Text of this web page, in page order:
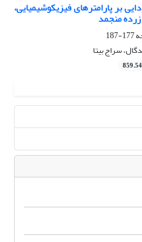
بر پارامترهای فیزیکوشیمیایی،
منجمد
177-187
سراج بیتا